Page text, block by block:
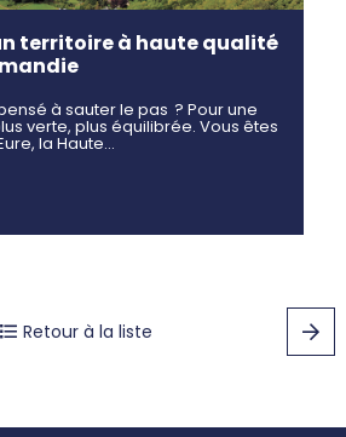
territoire à haute qualité
à sauter le pas ? Pour une
verte, plus équilibrée. Vous êtes
la Haute…
Retour à la liste